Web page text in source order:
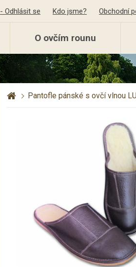
- Odhlásit se Kdo jsme? Obchodní
O ovčím rounu
Pantofle pánské s ovčí vlnou